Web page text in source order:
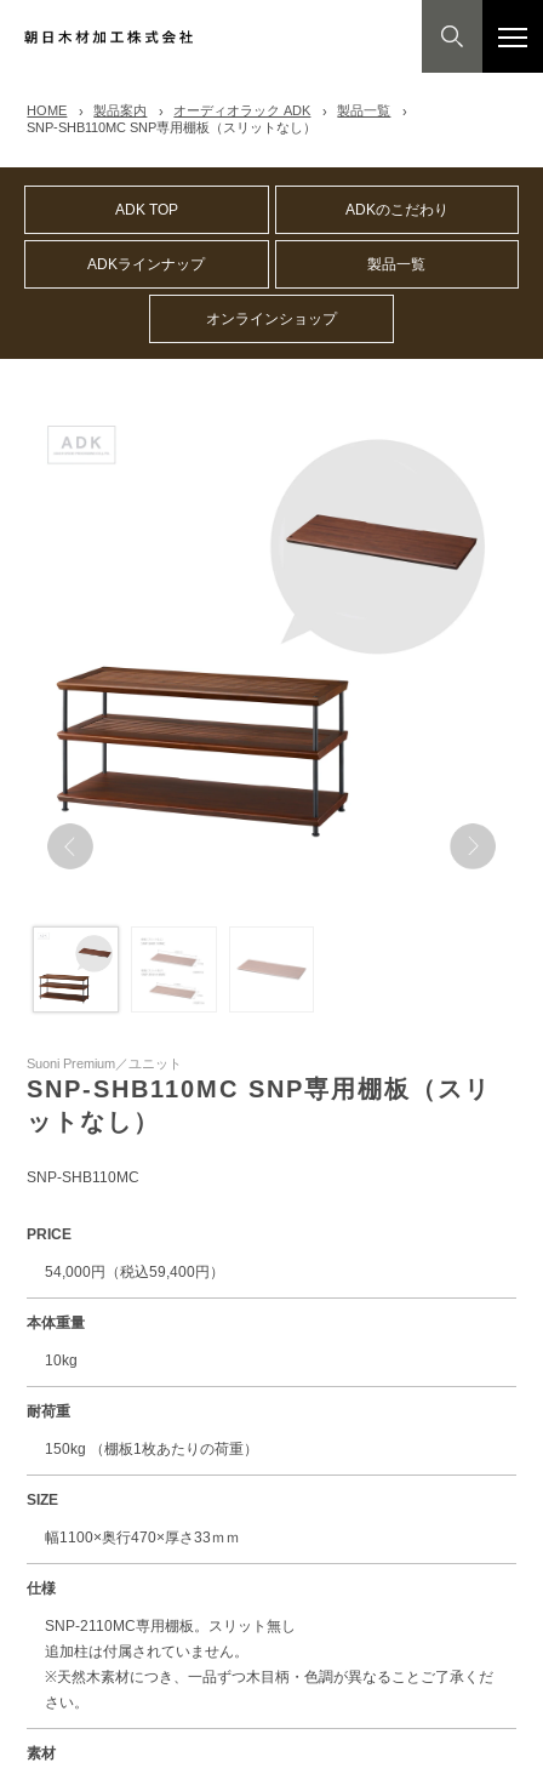
HOME 製品案内 オーディオラック ADK
製品一覧
SNP-SHB110MC SNP専用棚板（スリットなし）
ADK TOP ADKのこだわり
ADKラインナップ 製品一覧
オンラインショップ
Suoni Premium／ユニット
SNP-SHB110MC SNP専用棚板（スリ
ットなし）
SNP-SHB110MC
PRICE
54,000円（税込59,400円）
本体重量
10kg
耐荷重
150kg （棚板1枚あたりの荷重）
SIZE
幅1100×奥行470×厚さ33ｍｍ
仕様
SNP-2110MC専用棚板。スリット無し
追加柱は付属されていません。
※天然木素材につき、一品ずつ木目柄・色調が異なることご了承くだ
さい。
素材